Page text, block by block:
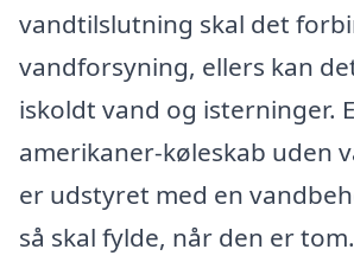
vandtilslutning skal det
vandforsyning, ellers kan
iskoldt vand og isterninger.
amerikaner-køleskab uden
er udstyret med en
så skal fylde, når den er tom.